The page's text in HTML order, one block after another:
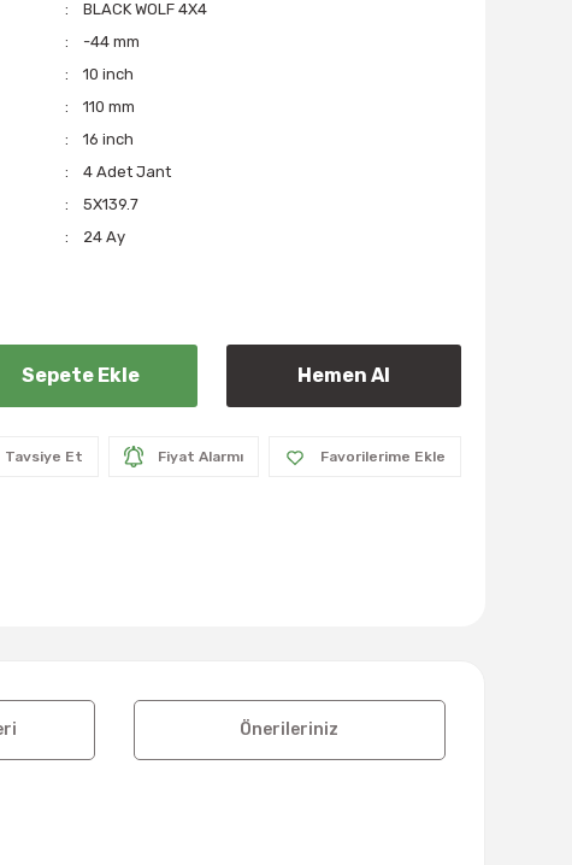
BLACK WOLF 4X4
-44 mm
10 inch
110 mm
16 inch
4 Adet Jant
5X139.7
24 Ay
Sepete Ekle Hemen Al
Tavsiye Et Fiyat Alarmı
Önerileriniz